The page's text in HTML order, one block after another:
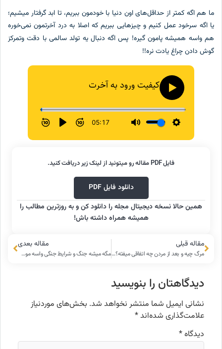
ما هم اگه کمتر از حداقل‌های اون دنیا با خودمون ببریم، تا ابد گرفتار میشیم؛
یا اگه سرخود عمل کنیم و چیزهایی ببریم که اصلا به درد آخرتمون نمی‌خوره
هم واسه همیشه پامون گیره! پس اگه دنبال یه تولد سالمی با دقت وتمرکز
گوش دادن چراغ یادت نره!!
فایل PDF مقاله رو میتونید از لینک زیر دریافت کنید.
دانلود فایل PDF
همین حالا نسخه دیجیتال مجله را دانلود کن و به روزترین مطالب را
همیشه همراه داشته باش!
مقاله قبلی
مرگ چیه و بعد از مردن چه اتفاقی میفته؟ چرا مرگ یه جور تولد دوباره است؟
مقاله بعدی
مگه میشه جنگ و شرایط جنگی واسه مون فایده داشته باشه؟
دیدگاهتان را بنویسید
نشانی ایمیل شما منتشر نخواهد شد. بخش‌های موردنیاز
علامت‌گذاری شده‌اند*
دیدگاه*